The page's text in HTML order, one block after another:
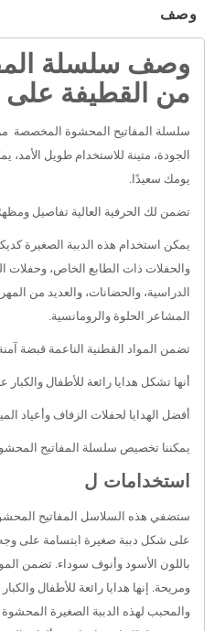
وصف
وصف سلسلة
من القطيفة
سلسلة المفاتيح المحشوة المخصصة
الجودة، متينة للاستخدام طويل الأمد،
يومك سعيدًا.
تضمن لك الحرفية العالية تفاصيل
يمكن استخدام هذه الدببة الصغيرة
والحفلات ذات الطابع الخاص، وحفلات
الدراسية، والحضانات، والعديد من
المشاعر الحلوة والرومانسية.
تضمن المواد القطنية الناعمة قبضة
أنها تشكل هدايا رائعة للأطفال
أفضل الهدايا لحفلات الزفاف وأعياد
يمكننا تخصيص سلسلة المفاتيح
استخدامات ل
ستضفي هذه السلاسل المفاتيح
على شكل دببة صغيرة ابتسامة على
باللون الأسود وأنوف سوداء. تضمن
ومريحة. إنها هدايا رائعة للأطفال
والمحبب لهذه الدببة الصغيرة